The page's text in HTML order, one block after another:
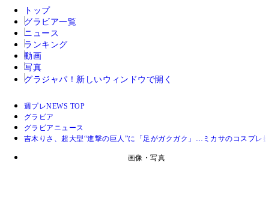
トップ
グラビア一覧
ニュース
ランキング
動画
写真
グラジャパ！ 新しいウィンドウで開く
週プレNEWS TOP
グラビア
グラビアニュース
吉木りさ、超大型“進撃の巨人”に「足がガクガク」…ミカサのコスプ
画像・写真